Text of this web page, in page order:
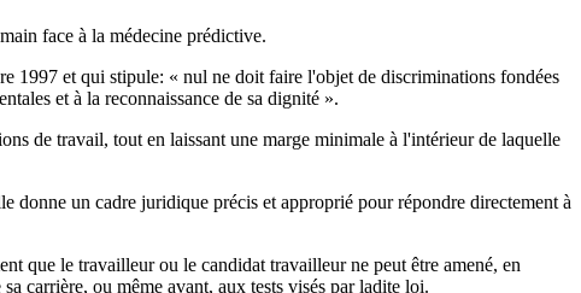
face à la médecine prédictive.
1997 et qui stipule: « nul ne doit faire l'objet de discriminations fondées
et à la reconnaissance de sa dignité ».
de travail, tout en laissant une marge minimale à l'intérieur de laquelle
donne un cadre juridique précis et approprié pour répondre directement à
que le travailleur ou le candidat travailleur ne peut être amené, en
carrière, ou même avant, aux tests visés par ladite loi.